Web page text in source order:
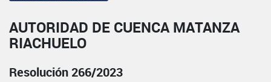
AUTORIDAD DE CUENCA MATANZA
RIACHUELO
Resolución 266/2023